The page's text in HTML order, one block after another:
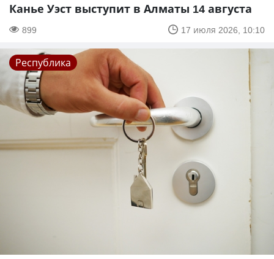
Канье Уэст выступит в Алматы 14 августа
899 17 июля 2026, 10:10
Республика